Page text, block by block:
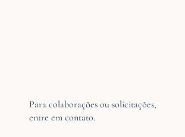
Para colaborações ou solicitações,
entre em contato.